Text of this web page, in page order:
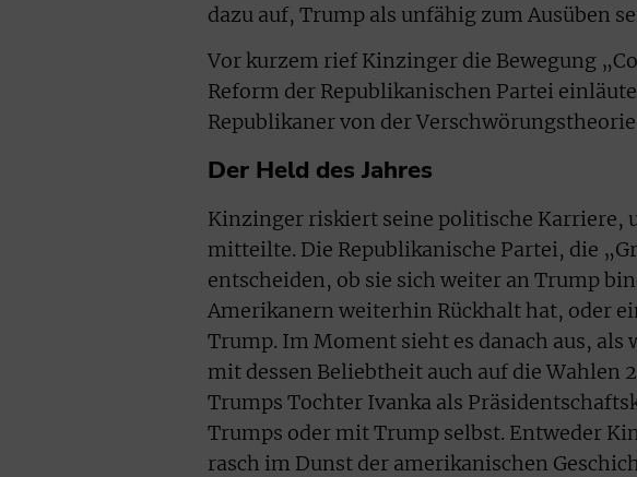
dazu auf, Trump als unfähig zum Ausüben
Vor kurzem rief Kinzinger die Bewegung
Reform der Republikanischen Partei
Republikaner von der
Der Held des Jahres
Kinzinger riskiert seine politische Karriere,
mitteilte. Die Republikanische Partei, die
entscheiden, ob sie sich weiter an Trump
Amerikanern weiterhin Rückhalt hat, oder
Trump. Im Moment sieht es danach aus,
mit dessen Beliebtheit auch auf die Wahlen
Trumps Tochter Ivanka als
Trumps oder mit Trump selbst. Entweder
rasch im Dunst der amerikanischen